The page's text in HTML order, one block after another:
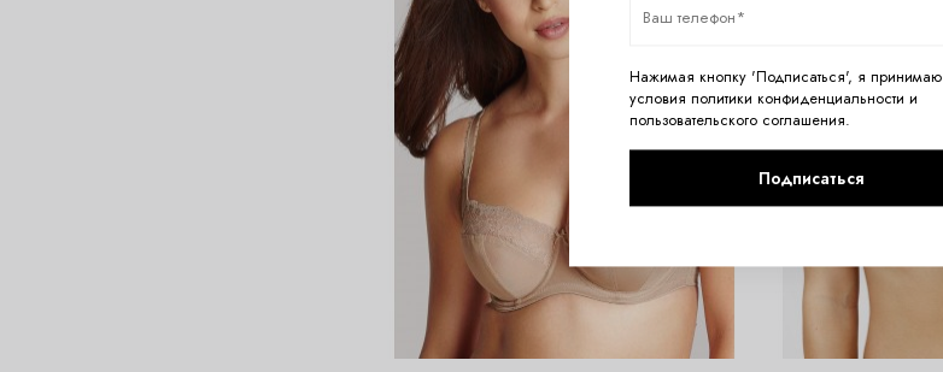
Нажимая кнопку 'Подписаться', я принимаю
условия политики конфиденциальности и
пользовательского соглашения.
Подписаться